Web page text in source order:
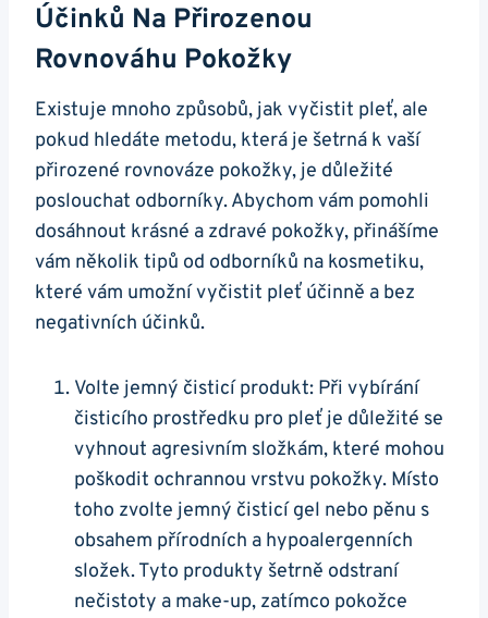
Účinků Na ⁤přirozenou
Rovnováhu Pokožky
Existuje mnoho způsobů, jak vyčistit pleť, ale
pokud hledáte metodu, která ⁢je šetrná k vaší
přirozené ⁢rovnováze pokožky, je důležité
poslouchat ⁢odborníky. Abychom vám pomohli
‍dosáhnout krásné⁣ a⁣ zdravé⁢ pokožky, přinášíme
vám několik tipů od ‌odborníků na kosmetiku,
které vám umožní vyčistit pleť účinně a⁢ bez
negativních‍ účinků.
Volte jemný čisticí produkt:​ Při vybírání
čisticího ‌prostředku pro ‍pleť je důležité se
vyhnout agresivním ​složkám, které‍ mohou ​
poškodit ochrannou vrstvu pokožky. Místo⁤
toho zvolte jemný čisticí ‍gel nebo‌ pěnu s⁢
obsahem přírodních a hypoalergenních
složek. Tyto ⁤produkty šetrně odstraní
nečistoty a make-up,‍ zatímco pokožce